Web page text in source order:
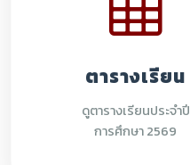
ตารางเรียน
ดูตารางเรียนประจำปี
การศึกษา 2569